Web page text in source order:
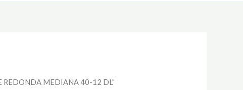
REDONDA MEDIANA 40-12 DL”